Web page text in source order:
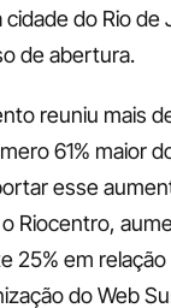
do Rio de
de abertura.
reuniu mais
61% maior
esse
Riocentro,
25% em relação
do Web